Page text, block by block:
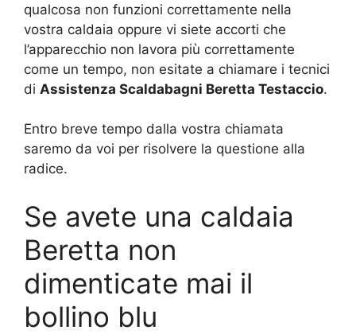
qualcosa non funzioni correttamente nella
vostra caldaia oppure vi siete accorti che
l’apparecchio non lavora più correttamente
come un tempo, non esitate a chiamare i tecnici
di Assistenza Scaldabagni Beretta Testaccio.
Entro breve tempo dalla vostra chiamata
saremo da voi per risolvere la questione alla
radice.
Se avete una caldaia
Beretta non
dimenticate mai il
bollino blu